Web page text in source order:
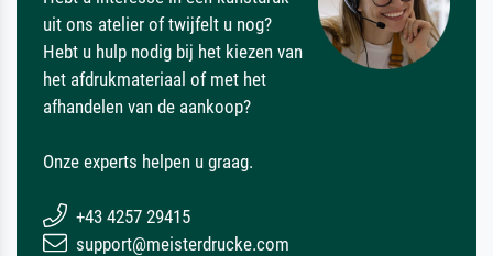
uit ons atelier of twijfelt u nog?
Hebt u hulp nodig bij het kiezen van
het afdrukmateriaal of met het
afhandelen van de aankoop?
Onze experts helpen u graag.
+43 4257 29415
support@meisterdrucke.com